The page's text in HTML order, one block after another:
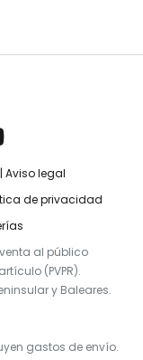
Aviso legal
de privacidad
al público
(PVPR).
y Baleares.
gastos de envío.